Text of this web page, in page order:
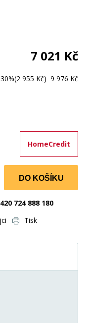
7 021 Kč
30%(2 955 Kč) 9 976 Kč
HomeCredit
DO KOŠÍKU
724 888 180
Tisk